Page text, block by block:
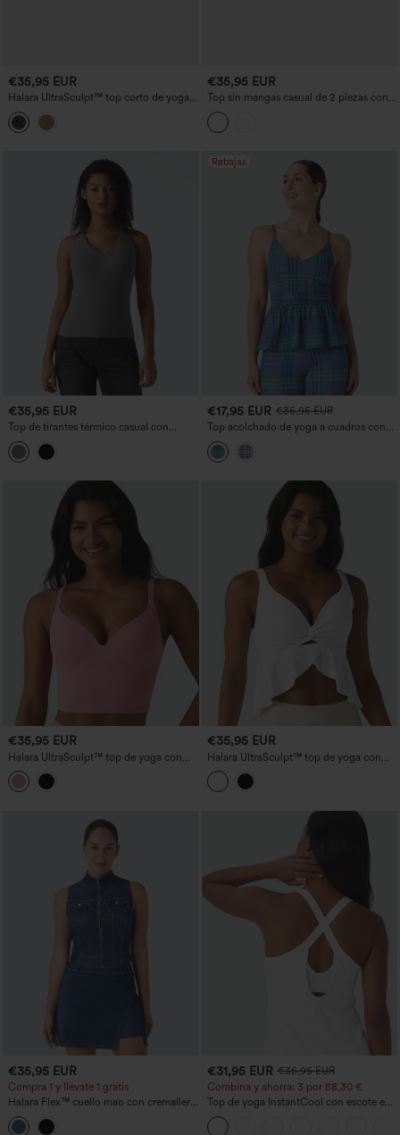
€35,95 EUR
Halara UltraSculpt™ top corto de yoga
con estampado de leopardo, escote en
U, sujetador incorporado y detalles cut-
out
€35,95 EUR
Top sin mangas casual de 2 piezas con
escote redondo, espalda estilo racer,
sujetador incorporado y tacto fresco -
UPF50+
€35,95 EUR
Top de tirantes térmico casual con
escote en V y efecto push-up - copas
D/DD/DDD/F
Rebajas
€17,95 EUR €35,95 EUR
Top acolchado de yoga a cuadros con
volante en el bajo y tecnología Cool
Touch
€35,95 EUR
Halara UltraSculpt™ top de yoga con
efecto push-up, tirantes cruzados
ajustables y relleno no extraíble
€35,95 EUR
Halara UltraSculpt™ top de yoga con
escote en V, efecto push-up, relleno fijo
y bajo con volante
€35,95 EUR
Compra 1 y llévate 1 gratis
Halara Flex™ cuello mao con cremallera,
Cool Touch, denim lavado, top tank de
tenis
€31,95 EUR €35,95 EUR
Combina y ahorra: 3 por 88,30 €
Top de yoga InstantCool con escote en
U y bajo curvado - UPF50+